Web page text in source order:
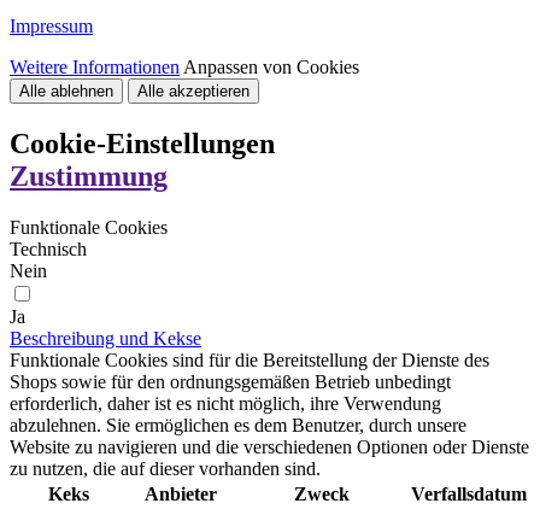
Impressum
Weitere Informationen Anpassen von Cookies
Alle ablehnen Alle akzeptieren
Cookie-Einstellungen
Zustimmung
Funktionale Cookies
Technisch
Nein
Ja
Beschreibung und Kekse
Funktionale Cookies sind für die Bereitstellung der Dienste des
Shops sowie für den ordnungsgemäßen Betrieb unbedingt
erforderlich, daher ist es nicht möglich, ihre Verwendung
abzulehnen. Sie ermöglichen es dem Benutzer, durch unsere
Website zu navigieren und die verschiedenen Optionen oder Dienste
zu nutzen, die auf dieser vorhanden sind.
Keks
Anbieter Zweck Verfallsdatum